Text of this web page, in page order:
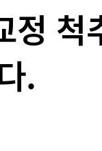
정 척
.